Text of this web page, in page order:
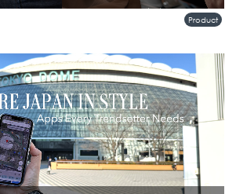
กษณ์แห่งความทนทาน G-SHOCK คือชื่อที่ไม่มีใครลบ
นปี 1983 แบรนด์นี้ได้ปฏิวัติวงการด้วยดีไซน์ที่ทนทานต่อ
Product